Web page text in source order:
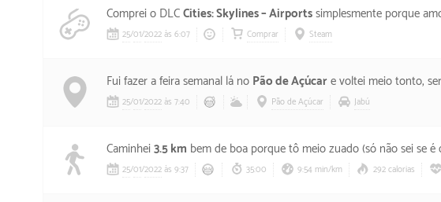
Comprei o DLCCities: Skylines – Airportssimplesmente porque
25/01/2022às 6:07 Comprar Steam
Fui fazer a feira semanal lá no Pão de Açúcare voltei meio tonto,
25/01/2022 às 7:40 Pão de Açúcar Jabú
Caminhei3.5 km bem de boa porque tô meio zuado (só não sei se
25/01/2022às 9:37 35:00 9:54 min/km 292 calorias